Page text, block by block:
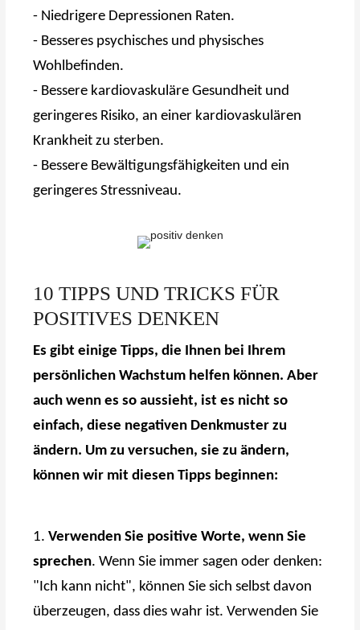
- Niedrigere Depressionen Raten.
- Besseres psychisches und physisches
Wohlbefinden.
- Bessere kardiovaskuläre Gesundheit und
geringeres Risiko, an einer kardiovaskulären
Krankheit zu sterben.
- Bessere Bewältigungsfähigkeiten und ein
geringeres Stressniveau.
10 TIPPS UND TRICKS FÜR
POSITIVES DENKEN
Es gibt einige Tipps, die Ihnen bei Ihrem
persönlichen Wachstum helfen können. Aber
auch wenn es so aussieht, ist es nicht so
einfach, diese negativen Denkmuster zu
ändern. Um zu versuchen, sie zu ändern,
können wir mit diesen Tipps beginnen:
1.Verwenden Sie positive Worte, wenn Sie
sprechen. Wenn Sie immer sagen oder denken:
"Ich kann nicht", können Sie sich selbst davon
überzeugen, dass dies wahr ist. Verwenden Sie